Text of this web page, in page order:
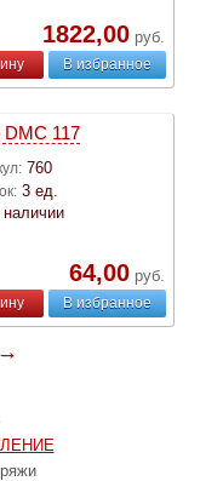
1822,00руб.
В избранное
117
760
3 ед.
64,00руб.
В избранное